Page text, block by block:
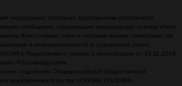
модерацию. Согласно требованиям российского
сообщения, содержащие нецензурную лексику и/или
букв точками, тире и любыми иными символами. Не
к межнациональной и социальной розни.
в Подмосковье», запись о регистрации от 19.11.2018
Роскомнадзором.
отделение Общероссийской общественной
предпринимательства «ОПОРА РОССИИ»